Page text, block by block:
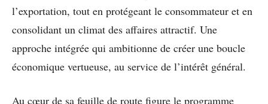
l’exportation, tout en protégeant le consommateur et en
consolidant un climat des affaires attractif. Une
approche intégrée qui ambitionne de créer une boucle
économique vertueuse, au service de l’intérêt général.
Au cœur de sa feuille de route figure le programme